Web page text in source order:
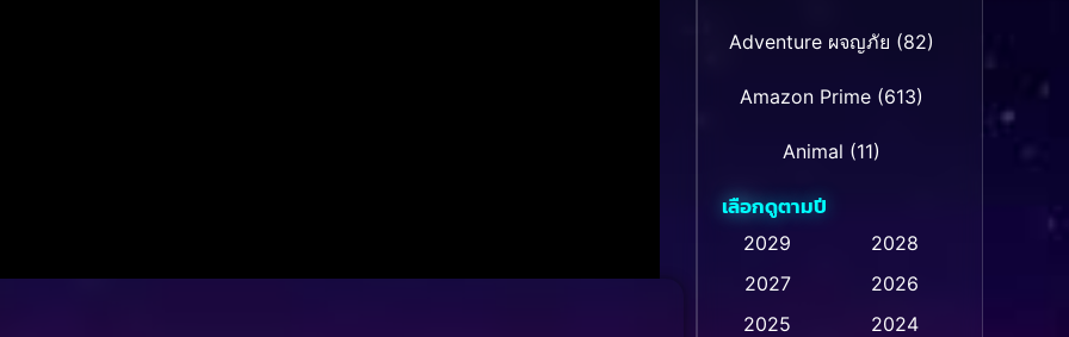
Adventure ผจญภัย (82)
Amazon Prime(613)
Animal (11)
Animation การ์ตูน
เลือกดูตามปี
2029
2028
2027
2026
2025
2024